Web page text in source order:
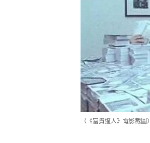
（《富貴逼人》電影截圖）